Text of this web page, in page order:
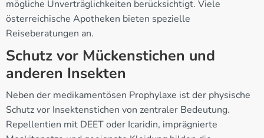
mögliche Unverträglichkeiten berücksichtigt. Viele
österreichische Apotheken bieten spezielle
Reiseberatungen an.
Schutz vor Mückenstichen und
anderen Insekten
Neben der medikamentösen Prophylaxe ist der physische
Schutz vor Insektenstichen von zentraler Bedeutung.
Repellentien mit DEET oder Icaridin, imprägnierte